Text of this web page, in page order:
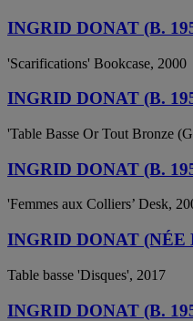
INGRID DONAT (B.
'Scarifications' Bookcase, 2000
INGRID DONAT (B.
'Table Basse Or Tout Bronze
INGRID DONAT (B.
'Femmes aux Colliers’ Desk,
INGRID DONAT (NÉE
Table basse 'Disques', 2017
INGRID DONAT (B.